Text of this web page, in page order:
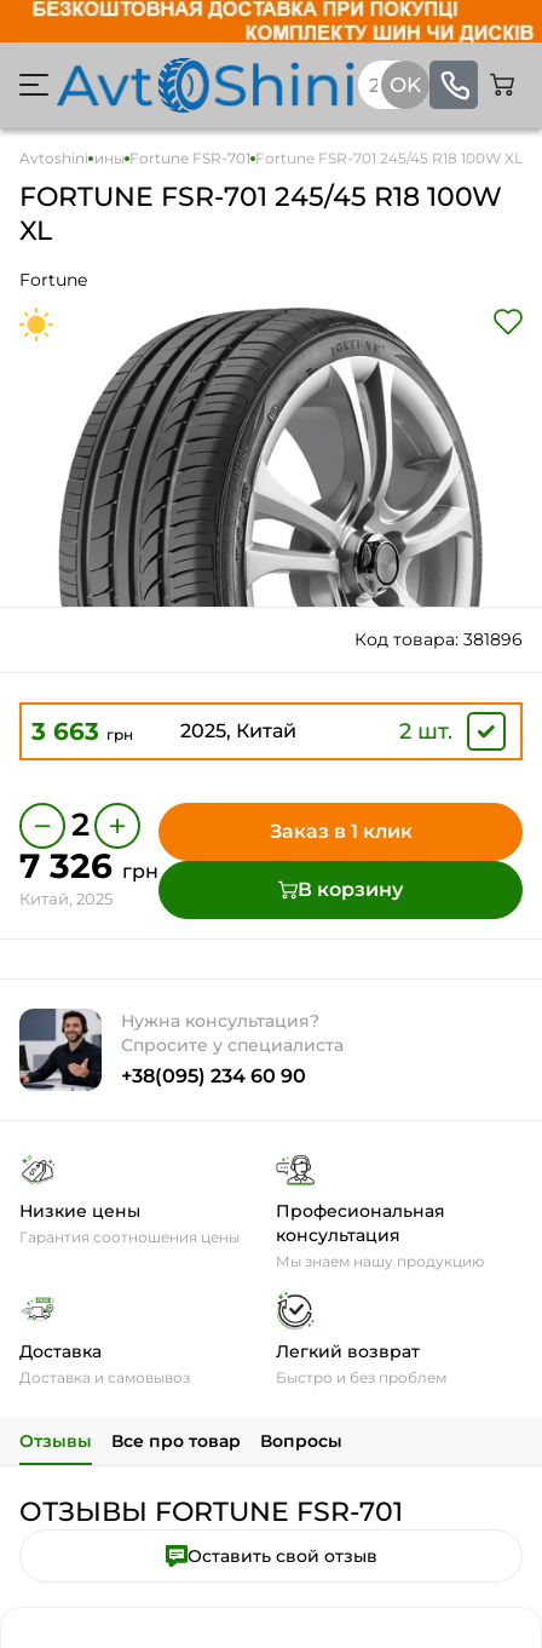
Avtoshini
Легковые шины Fortune FSR-701 Fortune FSR-701 245/45 R18 100W XL
FORTUNE FSR-701 245/45 R18 100W
XL
Fortune
Код товара: 381896
3 663 грн 2025, Китай 2 шт.
− 2 +
7 326 грн
Китай, 2025
Заказ в 1 клик
В корзину
Нужна консультация?
Спросите у специалиста
+38(095) 234 60 90
Низкие цены
Гарантия соотношения цены
Професиональная
консультация
Мы знаем нашу продукцию
Доставка
Доставка и самовывоз
Легкий возврат
Быстро и без проблем
Отзывы Все про товар Вопросы
ОТЗЫВЫ FORTUNE FSR-701
Оставить свой отзыв